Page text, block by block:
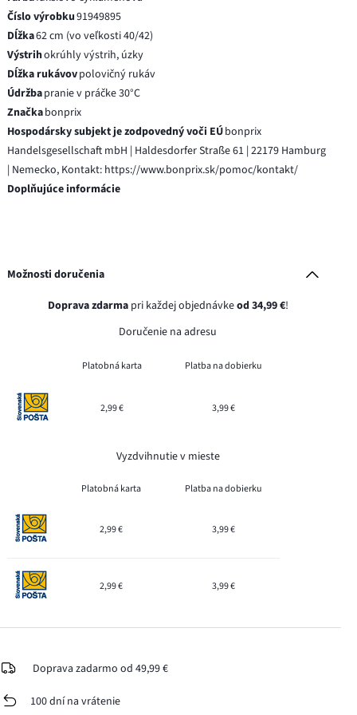
Číslo výrobku91949895
Dĺžka62 cm (vo veľkosti 40/42)
Výstrihokrúhly výstrih, úzky
Dĺžka rukávovpolovičný rukáv
Údržbapranie v práčke 30°C
Značkabonprix
Hospodársky subjekt je zodpovedný voči EÚbonprix
Handelsgesellschaft mbH | Haldesdorfer Straße 61 | 22179 Hamburg
| Nemecko, Kontakt: https://www.bonprix.sk/pomoc/kontakt/
Doplňujúce informácie
Možnosti doručenia
Doprava zdarmapri každej objednávkeod 34,99 €!
Doručenie na adresu
Platobná karta Platba na dobierku
2,99 € 3,99 €
Vyzdvihnutie v mieste
Platobná karta Platba na dobierku
2,99 € 3,99 €
2,99 € 3,99 €
Doprava zadarmo od 49,99 €
100 dní na vrátenie